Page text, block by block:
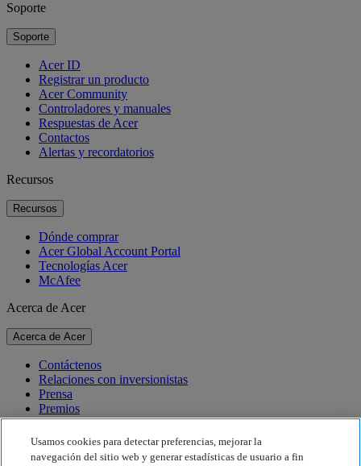
Soporte
Soporte
Acer ID
Registrar un producto
Acer Community
Controladores y manuales
Respuestas de Acer
Contactos
Alertas y recordatorios
Recursos
Recursos
Dónde comprar
Acer Global Account Portal
Tecnologías Acer
McAfee
Acerca de Acer
Acerca de Acer
Contáctenos
Relaciones con inversionistas
Prensa
Premios
Eventos
Sostenibilidad
Usamos cookies para detectar preferencias, mejorar la
navegación del sitio web y generar estadísticas de usuario a fin